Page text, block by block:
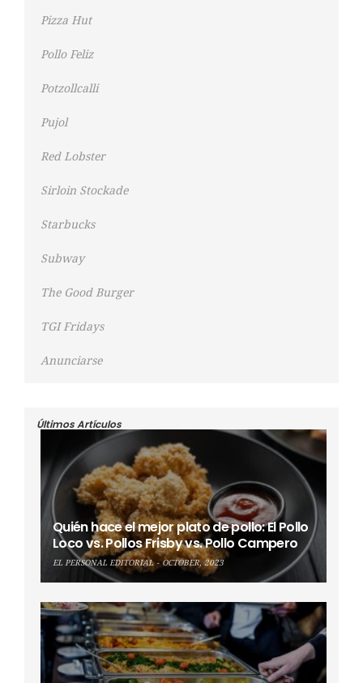
Pizza Hut
Pollo Feliz
Potzollcalli
Pujol
Red Lobster
Sirloin Stockade
Starbucks
Subway
The Good Burger
TGI Fridays
Anunciarse
Últimos Artículos
Quién hace el mejor plato de pollo: El Pollo
Loco vs. Pollos Frisby vs. Pollo Campero
EL PERSONAL EDITORIAL OCTOBER, 2023